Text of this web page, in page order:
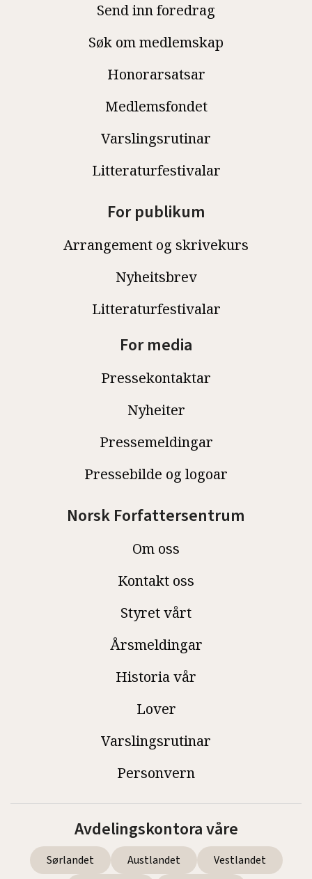
Send inn foredrag
Søk om medlemskap
Honorarsatsar
Medlemsfondet
Varslingsrutinar
Litteraturfestivalar
For publikum
Arrangement og skrivekurs
Nyheitsbrev
Litteraturfestivalar
For media
Pressekontaktar
Nyheiter
Pressemeldingar
Pressebilde og logoar
Norsk Forfattersentrum
Om oss
Kontakt oss
Styret vårt
Årsmeldingar
Historia vår
Lover
Varslingsrutinar
Personvern
Avdelingskontora våre
Sørlandet Austlandet Vestlandet